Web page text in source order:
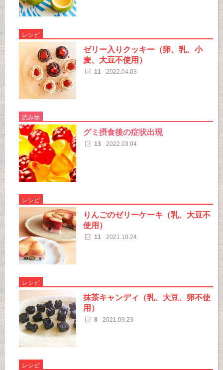
レシピ
ゼリー入りクッキー（卵、乳、小
麦、大豆不使用）
11 2022.04.03
読み物
グミ摂食後の症状出現
13 2022.03.04
レシピ
りんごのゼリーケーキ（乳、大豆不
使用）
11 2021.10.24
レシピ
抹茶キャンディ（乳、大豆、卵不使
用）
8 2021.09.23
レシピ